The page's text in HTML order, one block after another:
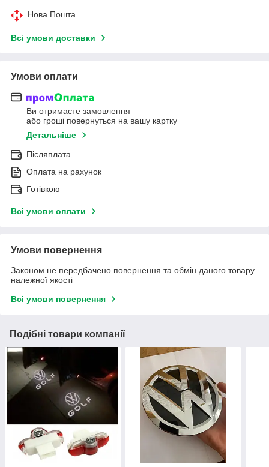
Нова Пошта
Всі умови доставки
Умови оплати
Ви отримаєте замовлення
або гроші повернуться на вашу картку
Детальніше
Післяплата
Оплата на рахунок
Готівкою
Всі умови оплати
Умови повернення
Законом не передбачено повернення та обмін даного товару
належної якості
Всі умови повернення
Подібні товари компанії